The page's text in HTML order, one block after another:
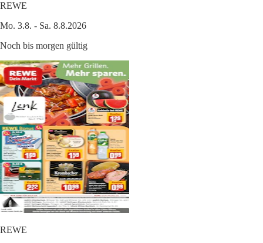
REWE
Mo. 3.8. - Sa. 8.8.2026
Noch bis morgen gültig
REWE